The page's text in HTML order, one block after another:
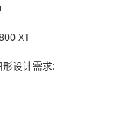
XT
设计需求: